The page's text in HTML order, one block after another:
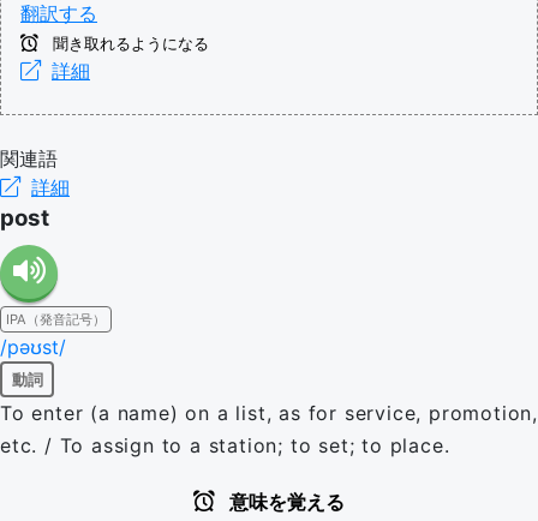
翻訳する
聞き取れるようになる
詳細
関連語
詳細
post
IPA（発音記号）
/pəʊst/
動詞
To enter (a name) on a list, as for service, promotion,
etc. / To assign to a station; to set; to place.
意味を覚える